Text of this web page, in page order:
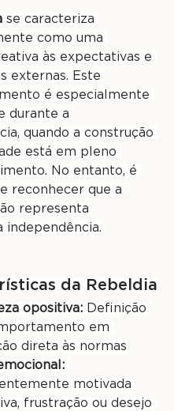
se caracteriza
como uma
às expectativas e
externas. Este
é especialmente
durante a
quando a construção
está em pleno
No entanto, é
reconhecer que a
representa
independência.
da Rebeldia
opositiva: Definição
em
direta às normas
motivada
frustração ou desejo